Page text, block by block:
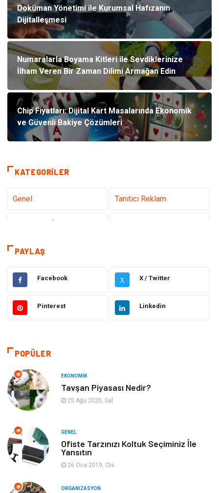
Doküman Yönetimi ile Kurumsal Hafızanın
Dijitalleşmesi
Numaralarla Boyama Kitleri ile Sevdiklerinize
İlham Veren Bir Zaman Dilimi Armağan Edin
Chip Fiyatları: Dijital Kart Masalarında Ekonomik
ve Güvenli Bakiye Çözümleri
KATEGORILER
Genel Tanıtıcı Reklam
teknoloji
Hukuk Giyim
Elektronik Makine
Sağlıklı Yaşam
Otomotiv
Tatil
Yeme & İçme Spor
PAYLAŞ
Facebook X X / Twitter
Pinterest Linkedin
POPÜLER
EKONOMIK
Tavşan Piyasası Nedir?
25 Ağu 2020, Sal
GENEL
Ofiste Tarzınızı Koltuk Seçiminiz İle
Yansıtın
26 Oca 2019, Cts
ORGANIZASYON